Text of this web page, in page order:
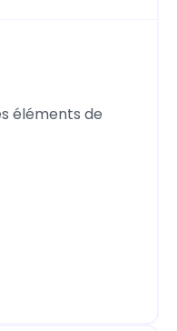
éléments de